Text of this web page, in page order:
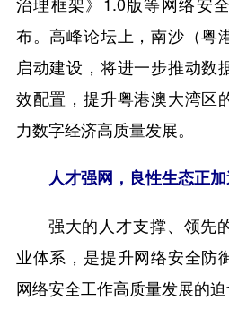
布。高峰论坛上，南沙（粤
启动建设，将进一步推动数
效配置，提升粤港澳大湾区
力数字经济高质量发展。
人才强网，良性生态正
强大的人才支撑、领先
业体系，是提升网络安全防
网络安全工作高质量发展的迫